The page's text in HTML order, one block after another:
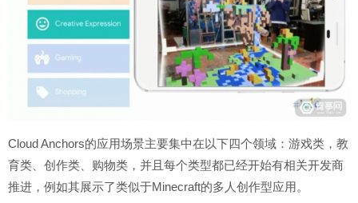
Cloud Anchors的应用场景主要集中在以下四个领域：游戏类，教
育类、创作类、购物类，并且每个类型都已经开始有相关开发商
推进，例如其展示了类似于Minecraft的多人创作型应用。